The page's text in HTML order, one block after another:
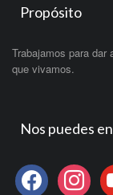
Propósito
Trabajamos para
que vivamos.
Nos puedes
facebook instagram